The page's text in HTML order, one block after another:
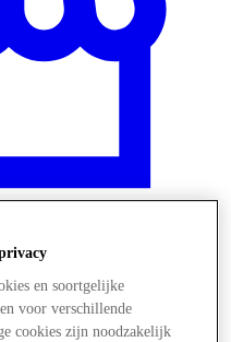
en soortgelijke
voor verschillende
cookies zijn noodzakelijk